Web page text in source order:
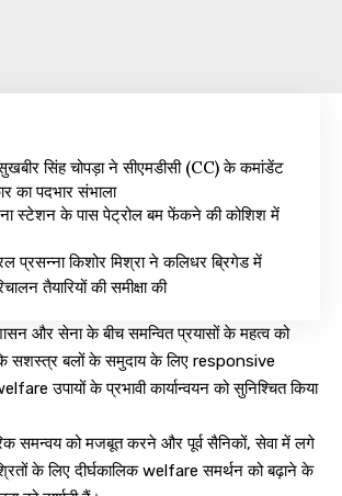
सिंह चोपड़ा ने सीएमडीसी (CC) के कमांडेंट
का पदभार संभाला
स्टेशन के पास पेट्रोल बम फेंकने की कोशिश में
प्रसन्ना किशोर मिश्रा ने कलिधर ब्रिगेड में
तैयारियों की समीक्षा की
और सेना के बीच समन्वित प्रयासों के महत्व को
सशस्त्र बलों के समुदाय के लिए responsive
उपायों के प्रभावी कार्यान्वयन को सुनिश्चित किया
समन्वय को मजबूत करने और पूर्व सैनिकों, सेवा में लगे
के लिए दीर्घकालिक welfare समर्थन को बढ़ाने के